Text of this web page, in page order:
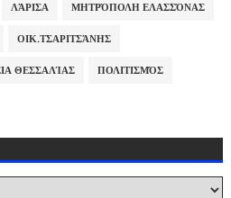
ΛΆΡΙΣΑ ΜΗΤΡΌΠΟΛΗ ΕΛΑΣΣΌΝΑΣ
ΟΙΚ.ΤΣΑΡΙΤΣΆΝΗΣ
ΘΕΣΣΑΛΊΑΣ ΠΟΛΙΤΙΣΜΌΣ